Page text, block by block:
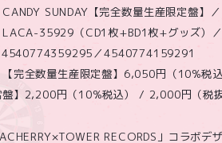
SUNDAY【完全数量生産限定盤】／
LACA-35929（CD1枚+BD1枚+グッズ）
4540774359295／4540774159291
【完全数量生産限定盤】6,050円（10%税
盤】2,200円（10%税込） / 2,000円（税抜
RECORDS」コラボデ